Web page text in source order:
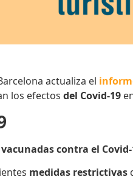
actualiza el
los efectos del Covid-19
contra el
medidas restrictivas